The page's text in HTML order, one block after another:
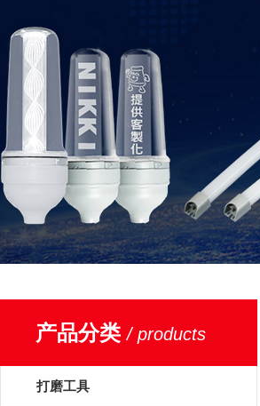
产品分类/ products
打磨工具